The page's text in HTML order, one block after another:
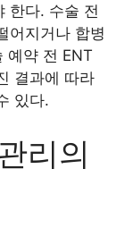
한다. 수술 전
어지거나 합병
예약 전 ENT
결과에 따라
있다.
리의